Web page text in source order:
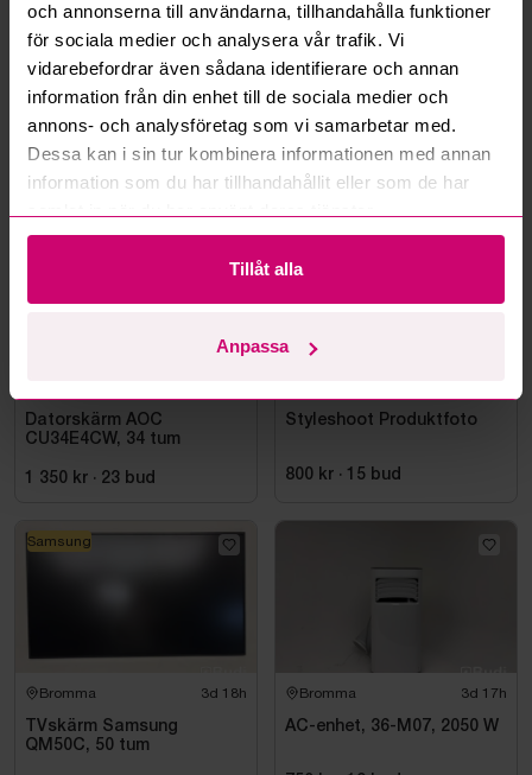
och annonserna till användarna, tillhandahålla funktioner
för sociala medier och analysera vår trafik. Vi
vidarebefordrar även sådana identifierare och annan
information från din enhet till de sociala medier och
annons- och analysföretag som vi samarbetar med.
Dessa kan i sin tur kombinera informationen med annan
information som du har tillhandahållit eller som de har
Tillåt alla
Anpassa
Kan ni frakta mina vunna objekt?
Läs fler frågor och svar
Mer från samma kategori
Datorskärm AOC
CU34E4CW, 34 tum
1 350 kr · 23 bud
Styleshoot Produktfoto
800 kr · 15 bud
Bromma 3d 18h
TVskärm Samsung
QM50C, 50 tum
Samsung
Bromma 3d 17h
AC-enhet, 36-M07, 2050 W